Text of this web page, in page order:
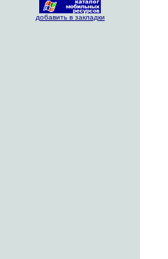
добавить в закладки